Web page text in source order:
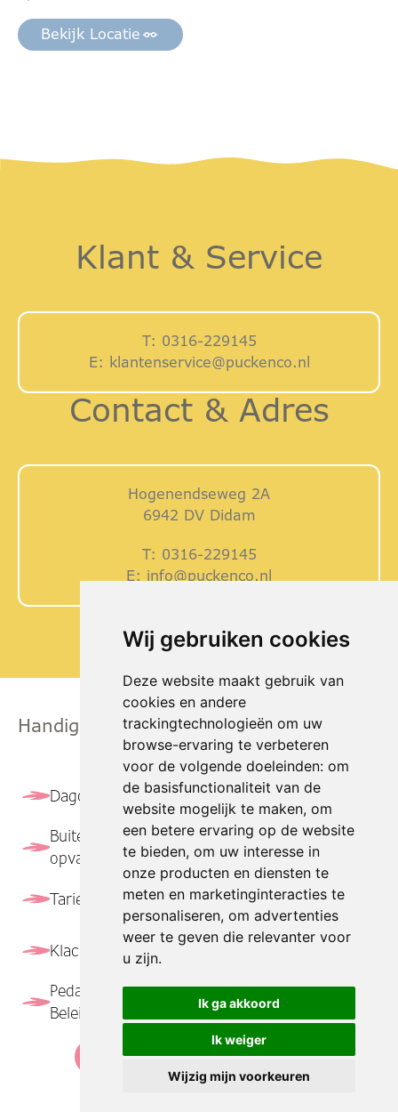
Wij gebruiken cookies
Deze website maakt gebruik van
cookies en andere
trackingtechnologieën om uw
browse-ervaring te verbeteren
voor de volgende doeleinden: om
de basisfunctionaliteit van de
website mogelijk te maken, om
een betere ervaring op de website
te bieden, om uw interesse in
onze producten en diensten te
meten en marketinginteracties te
personaliseren, om advertenties
weer te geven die relevanter voor
u zijn.
Ik ga akkoord
Ik weiger
Wijzig mijn voorkeuren
Bekijk Locatie
Klant & Service
T: 0316-229145
E: klantenservice@puckenco.nl
Contact & Adres
Hogenendseweg 2A
6942 DV Didam
T: 0316-229145
E: info@puckenco.nl
Handige Links
Dagopvang Peuteropvang
Buitenschoolse
opvang
Locaties
Tarieven Contact
Klachtenprocedure
Pedagogisch
Beleidsplan